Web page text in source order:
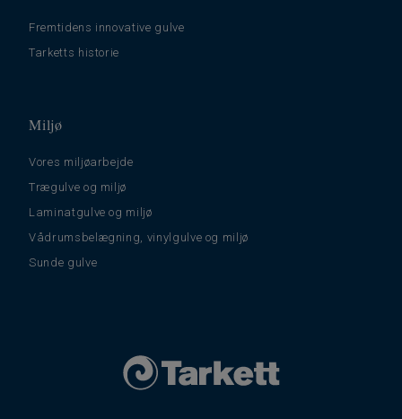
Fremtidens innovative gulve
Tarketts historie
Miljø
Vores miljøarbejde
Trægulve og miljø
Laminatgulve og miljø
Vådrumsbelægning, vinylgulve og miljø
Sunde gulve